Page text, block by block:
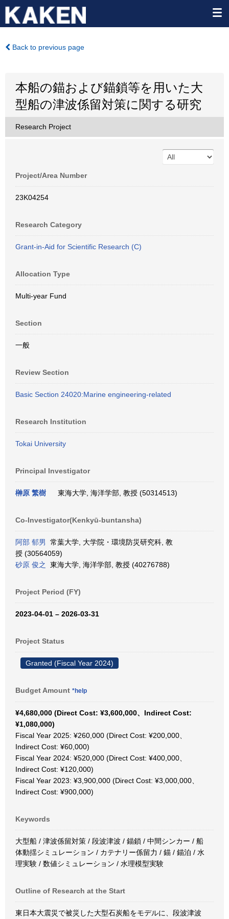
Back to previous page
本船の錨および錨鎖等を用いた大
型船の津波係留対策に関する研究
Research Project
Project/Area Number
23K04254
Research Category
Grant-in-Aid for Scientific Research (C)
Allocation Type
Multi-year Fund
Section
一般
Review Section
Basic Section 24020:Marine engineering-related
Research Institution
Tokai University
Principal Investigator
榊原 繁樹 東海大学, 海洋学部, 教授 (50314513)
Co-Investigator(Kenkyū-buntansha)
阿部 郁男
常葉大学, 大学院・環境防災研究科, 教
授 (30564059)
砂原 俊之
東海大学, 海洋学部, 教授 (40276788)
Project Period (FY)
2023-04-01 – 2026-03-31
Project Status
Granted (Fiscal Year 2024)
Budget Amount *help
¥4,680,000 (Direct Cost: ¥3,600,000、Indirect Cost:
¥1,080,000)
Fiscal Year 2025: ¥260,000 (Direct Cost: ¥200,000、
Indirect Cost: ¥60,000)
Fiscal Year 2024: ¥520,000 (Direct Cost: ¥400,000、
Indirect Cost: ¥120,000)
Fiscal Year 2023: ¥3,900,000 (Direct Cost: ¥3,000,000、
Indirect Cost: ¥900,000)
Keywords
大型船 / 津波係留対策 / 段波津波 / 錨鎖 / 中間シンカー / 船
体動揺シミュレーション / カテナリー係留力 / 錨 / 錨泊 / 水
理実験 / 数値シミュレーション / 水理模型実験
Outline of Research at the Start
東日本大震災で被災した大型石炭船をモデルに、段波津波